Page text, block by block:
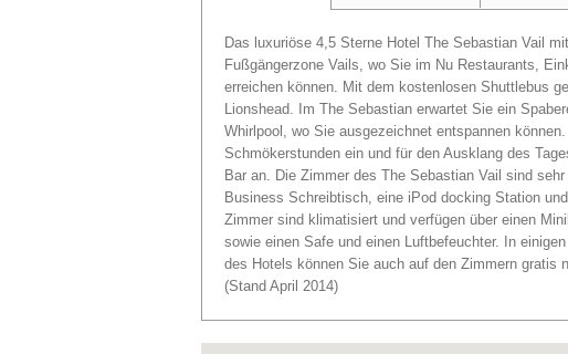
Das luxuriöse 4,5 Sterne Hotel The Sebastian Vail
Fußgängerzone Vails, wo Sie im Nu Restaurants,
erreichen können. Mit dem kostenlosen Shuttlebus
Lionshead. Im The Sebastian erwartet Sie ein
Whirlpool, wo Sie ausgezeichnet entspannen
Schmökerstunden ein und für den Ausklang des
Bar an. Die Zimmer des The Sebastian Vail sind
Business Schreibtisch, eine iPod docking Station
Zimmer sind klimatisiert und verfügen über einen
sowie einen Safe und einen Luftbefeuchter. In
des Hotels können Sie auch auf den Zimmern gratis
(Stand April 2014)